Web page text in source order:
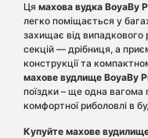
Ця махова вудка BoyaBy
легко поміщається у
захищає від випадкового
секцій — дрібниця, а
конструкції та
махове вудлище BoyaBy
поїздки – ще одна вагома
комфортної риболовлі в
Купуйте махове